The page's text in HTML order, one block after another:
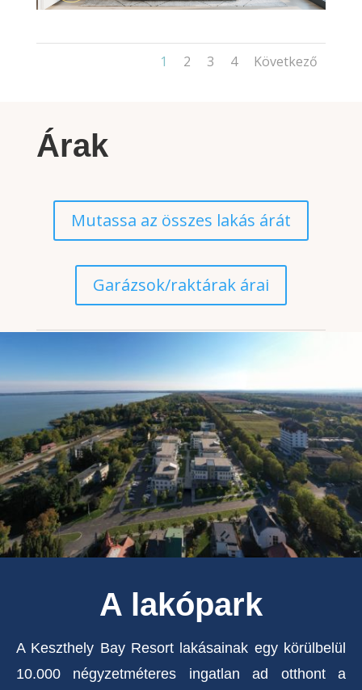
1 2 3 4 Következő
Árak
Mutassa az összes lakás árát
Garázsok/raktárak árai
A lakópark
A Keszthely Bay Resort lakásainak egy körülbelül
10.000 négyzetméteres ingatlan ad otthont a